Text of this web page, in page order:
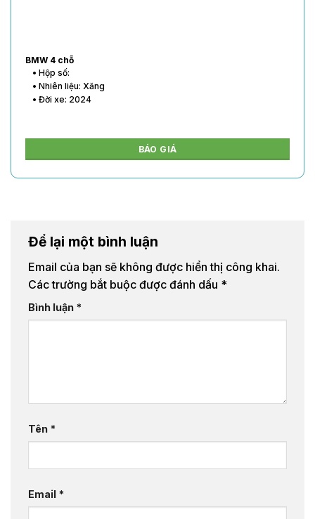
BMW 4 chỗ
• Hộp số:
• Nhiên liệu: Xăng
• Đời xe: 2024
BÁO GIÁ
Để lại một bình luận
Email của bạn sẽ không được hiển thị công khai.
Các trường bắt buộc được đánh dấu *
Bình luận *
Tên *
Email *